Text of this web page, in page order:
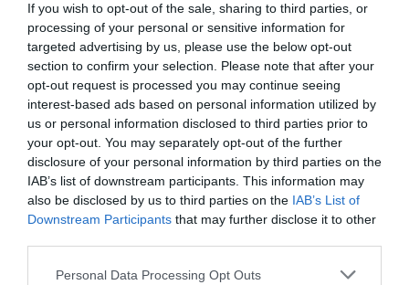
If you wish to opt-out of the sale, sharing to third parties, or
processing of your personal or sensitive information for
targeted advertising by us, please use the below opt-out
section to confirm your selection. Please note that after your
opt-out request is processed you may continue seeing
interest-based ads based on personal information utilized by
us or personal information disclosed to third parties prior to
your opt-out. You may separately opt-out of the further
disclosure of your personal information by third parties on the
IAB’s list of downstream participants. This information may
also be disclosed by us to third parties on the IAB’s List of
Downstream Participants that may further disclose it to other
Please note that this website/app uses one or more Google
Personal Data Processing Opt Outs
elvállalni a szerepet, ha az eddigi Bosszúállok-
filmeket rendezőAnthony Russo ésJoseph Russo
ülnek újra a rendezői székbe, ezen felül hatalmas
fizetést is remélhet majd a forgatásokért.
Maximinformációi szerint a két rendező összesen
közel 80 millió dollárt, vagyis 29 milliárd forintnak
megfelelő összeget vehetnek majd fel, de Robert
Downey Jr. még ennél is nagyobb gázsira számíthat.
A portál szerint a színész a szerepért közel 100 millió
dollárt, tehát 36 milliárd forintos összeget zsebel
majd be.